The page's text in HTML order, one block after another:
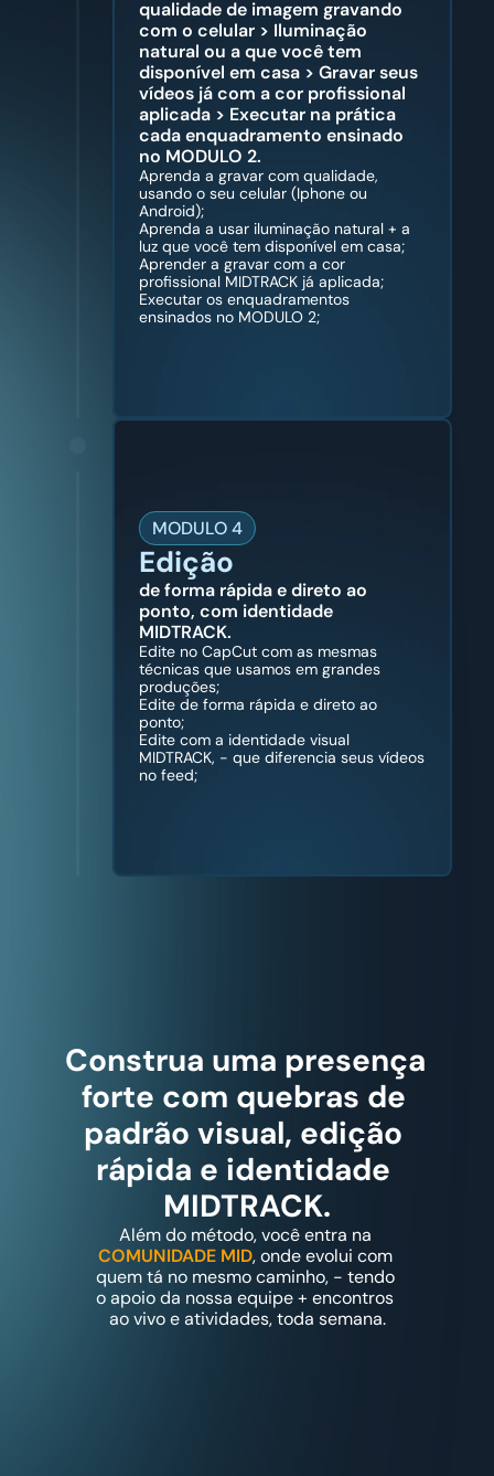
qualidade de imagem gravando
com o celular > Iluminação
natural ou a que você tem
disponível em casa > Gravar seus
vídeos já com a cor profissional
aplicada > Executar na prática
cada enquadramento ensinado
no MODULO 2.
Aprenda a gravar com qualidade,
usando o seu celular (Iphone ou
Android);
Aprenda a usar iluminação natural + a
luz que você tem disponível em casa;
Aprender a gravar com a cor
profissional MIDTRACK já aplicada;
Executar os enquadramentos
ensinados no MODULO 2;
MODULO 4
Edição
de forma rápida e direto ao
ponto, com identidade
MIDTRACK.
Edite no CapCut com as mesmas
técnicas que usamos em grandes
produções;
Edite de forma rápida e direto ao
ponto;
Edite com a identidade visual
MIDTRACK, - que diferencia seus vídeos
no feed;
Construa uma presença
forte com quebras de
padrão visual, edição
rápida e identidade
MIDTRACK.
COMUNIDADE MID, onde evolui com
quem tá no mesmo caminho, - tendo
o apoio da nossa equipe + encontros
ao vivo e atividades, toda semana.